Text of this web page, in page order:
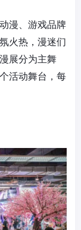
漫、游戏品牌
火热，漫迷们
展分为主舞
活动舞台，每